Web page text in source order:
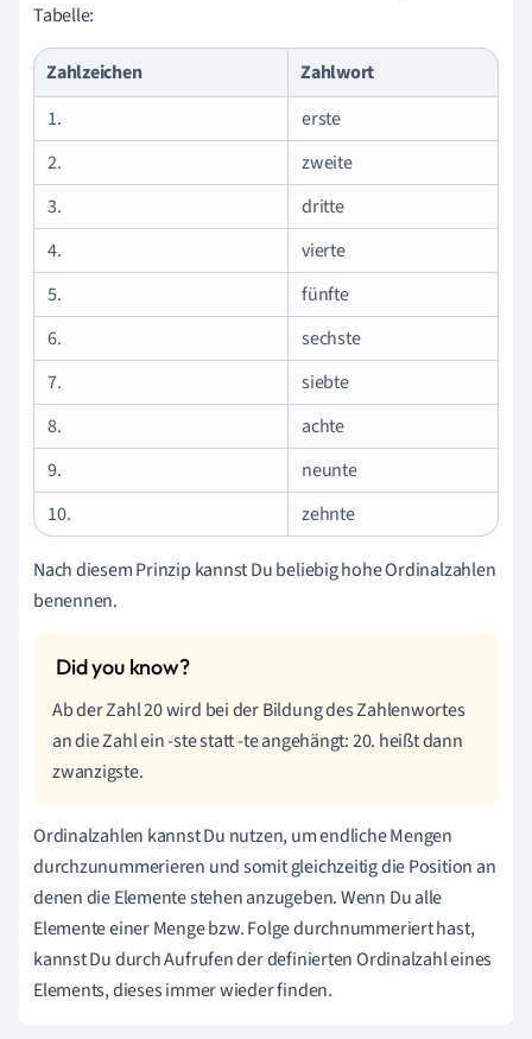
Tabelle:
Zahlzeichen
Zahlwort
1.
erste
2.
zweite
3.
dritte
4.
vierte
5.
fünfte
6.
sechste
7.
siebte
8.
achte
9.
neunte
10.
zehnte
Nach diesem Prinzip kannst Du beliebig hohe Ordinalzahlen
benennen.
Ab der Zahl 20 wird bei der Bildung des Zahlenwortes
an die Zahl ein -ste statt -te angehängt: 20. heißt dann
zwanzigste.
Ordinalzahlen kannst Du nutzen, um endliche Mengen
durchzunummerieren und somit gleichzeitig die Position an
denen die Elemente stehen anzugeben. Wenn Du alle
Elemente einer Menge bzw. Folge durchnummeriert hast,
kannst Du durch Aufrufen der definierten Ordinalzahl eines
Elements, dieses immer wieder finden.